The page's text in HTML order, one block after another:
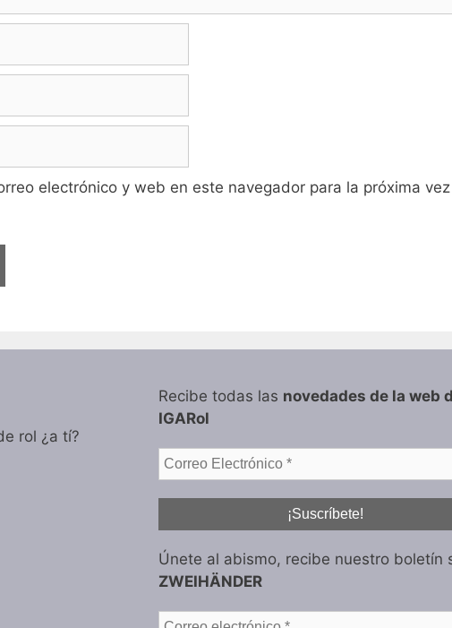
electrónico y web en este navegador para la próxima
rol ¿a tí?
Recibe todas las novedades de la web
IGARol
Únete al abismo, recibe nuestro boletín
ZWEIHÄNDER